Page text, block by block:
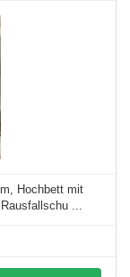
Hochbett mit
...